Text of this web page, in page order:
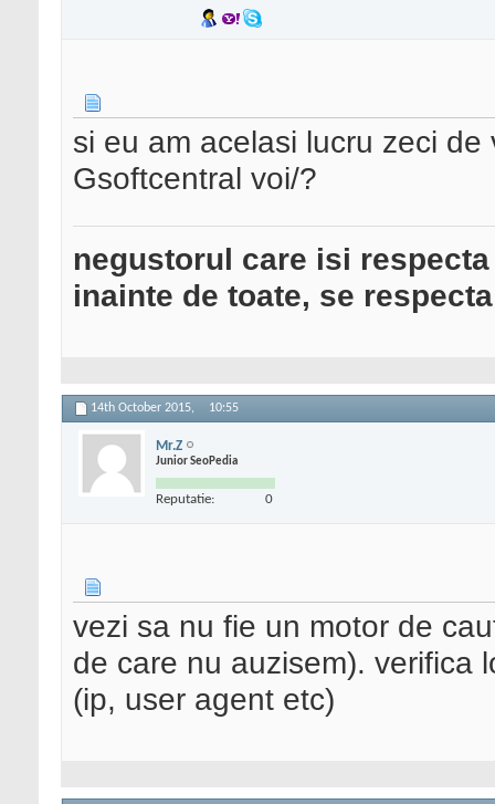
si eu am acelasi lucru zeci
Gsoftcentral voi/?
negustorul care isi
inainte de toate, se
14th October 2015, 10:55
Mr.Z
Junior SeoPedia
Reputatie: 0
vezi sa nu fie un motor de
de care nu auzisem). verifica
(ip, user agent etc)